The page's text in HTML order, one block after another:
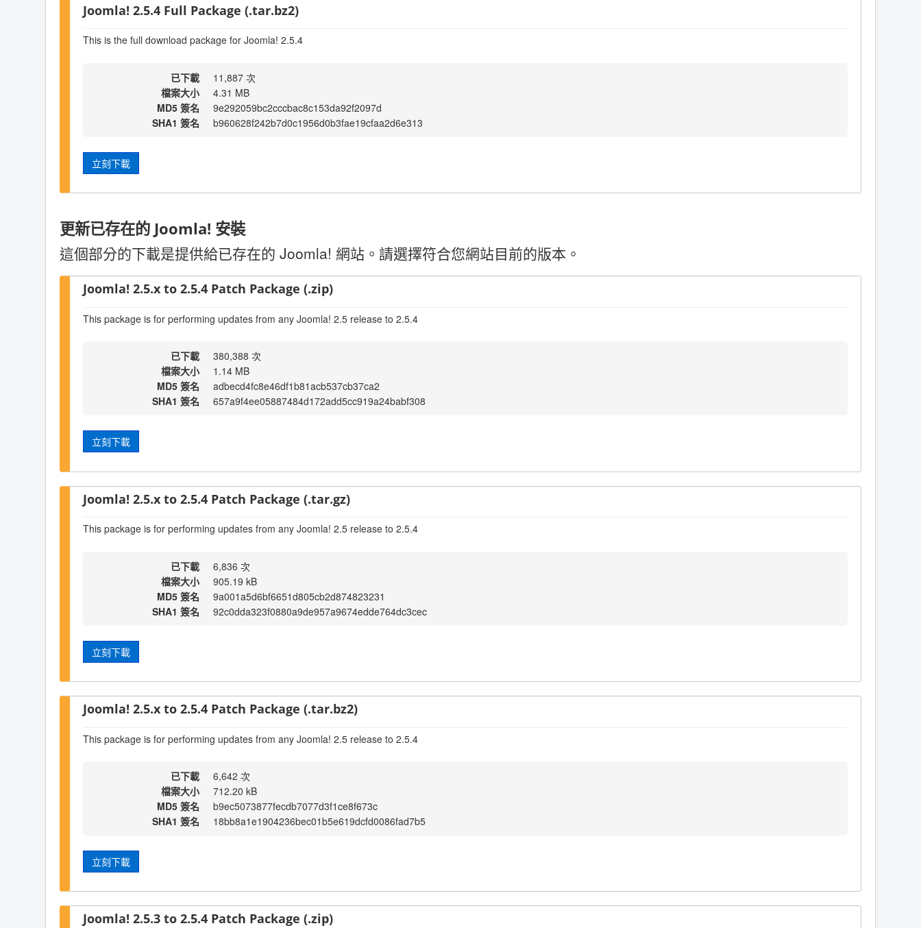
Joomla! 2.5.4 Full Package (.tar.bz2)
This is the full download package for Joomla! 2.5.4
已下載
11,887 次
檔案大小
4.31 MB
MD5 簽名
9e292059bc2cccbac8c153da92f2097d
SHA1 簽名
b960628f242b7d0c1956d0b3fae19cfaa2d6e313
立刻下載
更新已存在的 Joomla! 安裝
這個部分的下載是提供給已存在的 Joomla! 網站。請選擇符合您網站目前的版本。
Joomla! 2.5.x to 2.5.4 Patch Package (.zip)
This package is for performing updates from any Joomla! 2.5 release to 2.5.4
已下載
380,388 次
檔案大小
1.14 MB
MD5 簽名
adbecd4fc8e46df1b81acb537cb37ca2
SHA1 簽名
657a9f4ee05887484d172add5cc919a24babf308
立刻下載
Joomla! 2.5.x to 2.5.4 Patch Package (.tar.gz)
This package is for performing updates from any Joomla! 2.5 release to 2.5.4
已下載
6,836 次
檔案大小
905.19 kB
MD5 簽名
9a001a5d6bf6651d805cb2d874823231
SHA1 簽名
92c0dda323f0880a9de957a9674edde764dc3cec
立刻下載
Joomla! 2.5.x to 2.5.4 Patch Package (.tar.bz2)
This package is for performing updates from any Joomla! 2.5 release to 2.5.4
已下載
6,642 次
檔案大小
712.20 kB
MD5 簽名
b9ec5073877fecdb7077d3f1ce8f673c
SHA1 簽名
18bb8a1e1904236bec01b5e619dcfd0086fad7b5
立刻下載
Joomla! 2.5.3 to 2.5.4 Patch Package (.zip)